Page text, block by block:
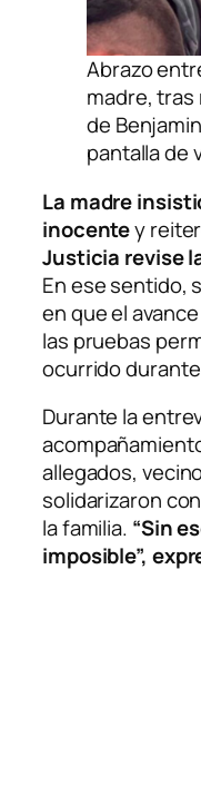
Abrazo
madre,
de
pantalla de
La madre
inocentey
Justicia revise
En ese sentido,
en que el
las pruebas
ocurrido
Durante la
allegados,
solidarizaron
la familia. “Sin
imposible”,